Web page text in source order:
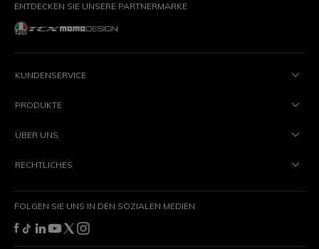
ENTDECKEN SIE UNSERE PARTNERMARKE
KUNDENSERVICE
PRODUKTE
ÜBER UNS
RECHTLICHES
FOLGEN SIE UNS IN DEN SOZIALEN MEDIEN